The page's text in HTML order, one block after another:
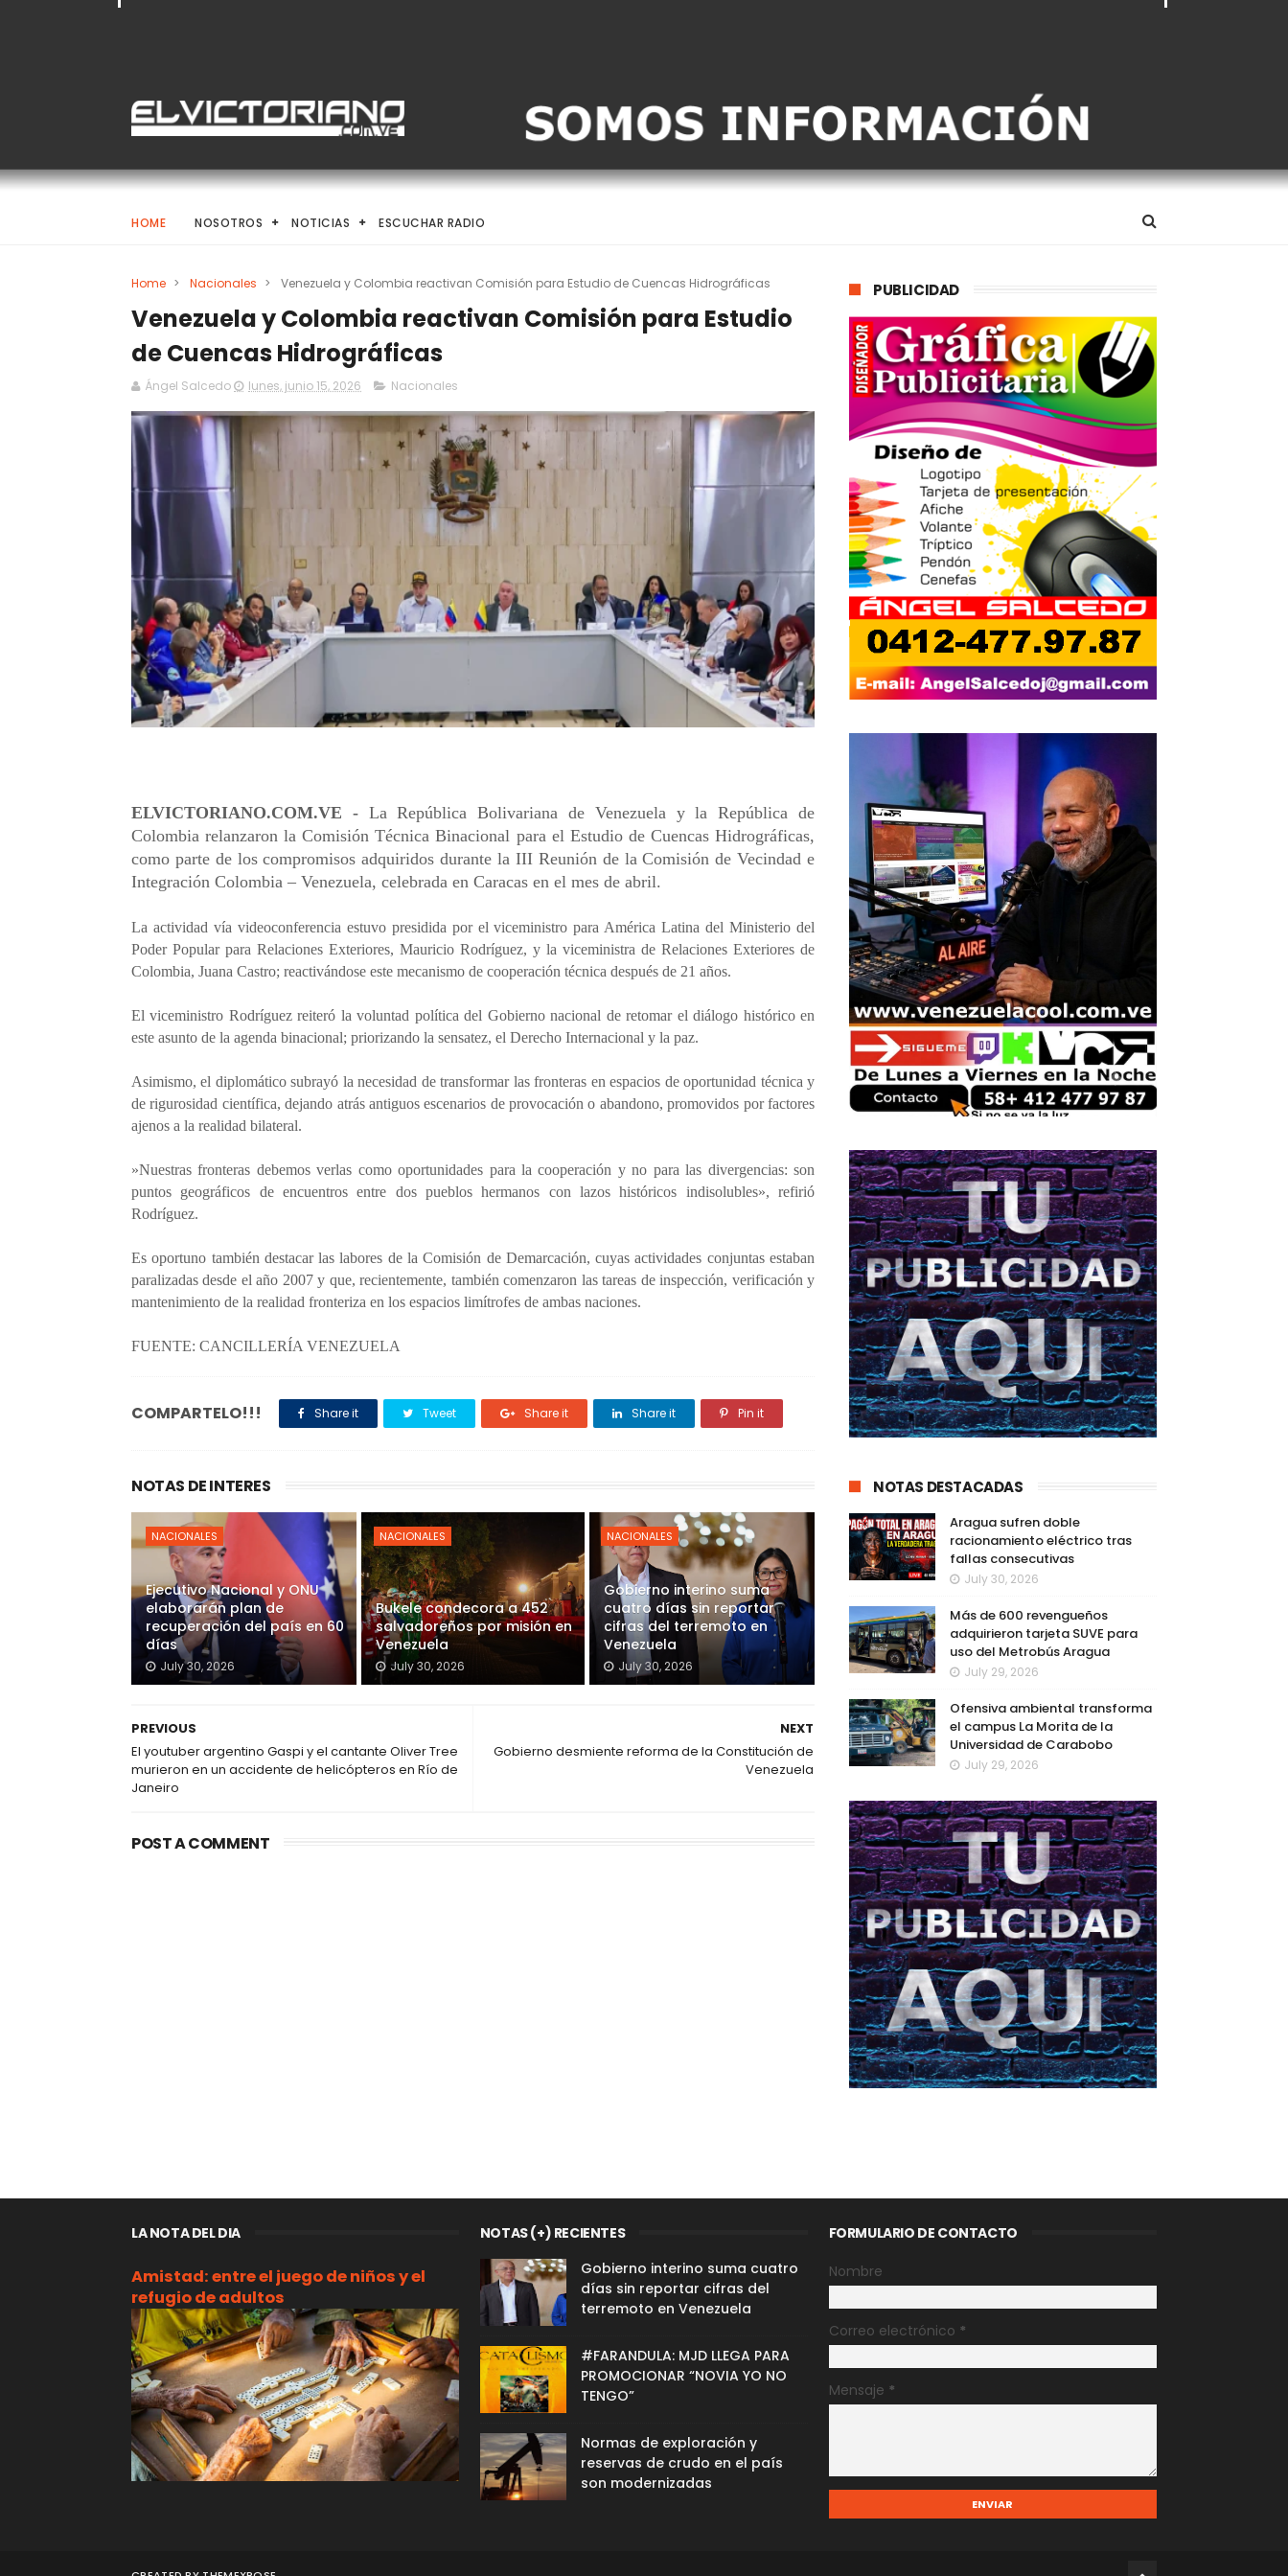
HOME NOSOTROS NOTICIAS ESCUCHAR RADIO
Home > Nacionales > Venezuela y Colombia reactivan Comisión para Estudio de Cuencas Hidrográficas
Venezuela y Colombia reactivan Comisión para Estudio
de Cuencas Hidrográficas
Ángel Salcedo lunes, junio 15, 2026 Nacionales
ELVICTORIANO.COM.VE -La República Bolivariana de Venezuela y la República de
Colombia relanzaron la Comisión Técnica Binacional para el Estudio de Cuencas Hidrográficas,
como parte de los compromisos adquiridos durante la III Reunión de la Comisión de Vecindad e
Integración Colombia – Venezuela, celebrada en Caracas en el mes de abril.
La actividad vía videoconferencia estuvo presidida por el viceministro para América Latina del Ministerio del
Poder Popular para Relaciones Exteriores, Mauricio Rodríguez, y la viceministra de Relaciones Exteriores de
Colombia, Juana Castro; reactivándose este mecanismo de cooperación técnica después de 21 años.
El viceministro Rodríguez reiteró la voluntad política del Gobierno nacional de retomar el diálogo histórico en
este asunto de la agenda binacional; priorizando la sensatez, el Derecho Internacional y la paz.
Asimismo, el diplomático subrayó la necesidad de transformar las fronteras en espacios de oportunidad técnica y
de rigurosidad científica, dejando atrás antiguos escenarios de provocación o abandono, promovidos por factores
ajenos a la realidad bilateral.
​»Nuestras fronteras debemos verlas como oportunidades para la cooperación y no para las divergencias: son
puntos geográficos de encuentros entre dos pueblos hermanos con lazos históricos indisolubles», refirió
Rodríguez.
Es oportuno también destacar las labores de la Comisión de Demarcación, cuyas actividades conjuntas estaban
paralizadas desde el año 2007 y que, recientemente, también comenzaron las tareas de inspección, verificación y
mantenimiento de la realidad fronteriza en los espacios limítrofes de ambas naciones.
FUENTE: CANCILLERÍA VENEZUELA
COMPARTELO!!! Share it Tweet Share it Share it Pin it
NOTAS DE INTERES
NACIONALES
Ejecutivo Nacional y ONU
elaborarán plan de
recuperación del país en 60
días
July 30, 2026
NACIONALES
Bukele condecora a 452
salvadoreños por misión en
Venezuela
July 30, 2026
NACIONALES
Gobierno interino suma
cuatro días sin reportar
cifras del terremoto en
Venezuela
July 30, 2026
NEXT
Gobierno desmiente reforma de la Constitución de
Venezuela
PREVIOUS
El youtuber argentino Gaspi y el cantante Oliver Tree
murieron en un accidente de helicópteros en Río de
Janeiro
POST A COMMENT
PUBLICIDAD
NOTAS DESTACADAS
Aragua sufren doble
racionamiento eléctrico tras
fallas consecutivas
July 30, 2026
Más de 600 revengueños
adquirieron tarjeta SUVE para
uso del Metrobús Aragua
July 29, 2026
Ofensiva ambiental transforma
el campus La Morita de la
Universidad de Carabobo
July 29, 2026
LA NOTA DEL DIA
Amistad: entre el juego de niños y el
refugio de adultos
NOTAS (+) RECIENTES
Gobierno interino suma cuatro
días sin reportar cifras del
terremoto en Venezuela
#FARANDULA: MJD LLEGA PARA
PROMOCIONAR “NOVIA YO NO
TENGO”
Normas de exploración y
reservas de crudo en el país
son modernizadas
FORMULARIO DE CONTACTO
Nombre
Correo electrónico *
Mensaje *